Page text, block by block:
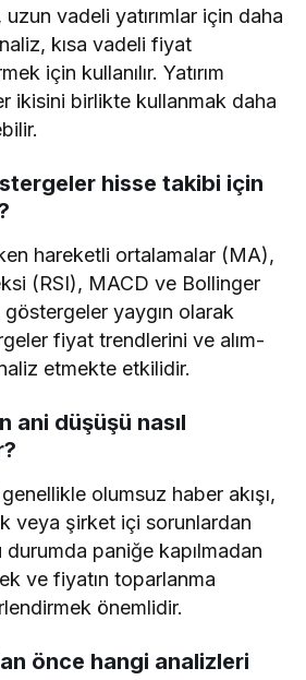
vadeli yatırımlar için daha
kısa vadeli fiyat
için kullanılır. Yatırım
ikisini birlikte kullanmak daha
hisse takibi için
hareketli ortalamalar (MA),
(RSI), MACD ve Bollinger
yaygın olarak
fiyat trendlerini ve alım-
etmekte etkilidir.
ani düşüşü nasıl
olumsuz haber akışı,
veya şirket içi sorunlardan
paniğe kapılmadan
ve fiyatın toparlanma
önemlidir.
önce hangi analizleri